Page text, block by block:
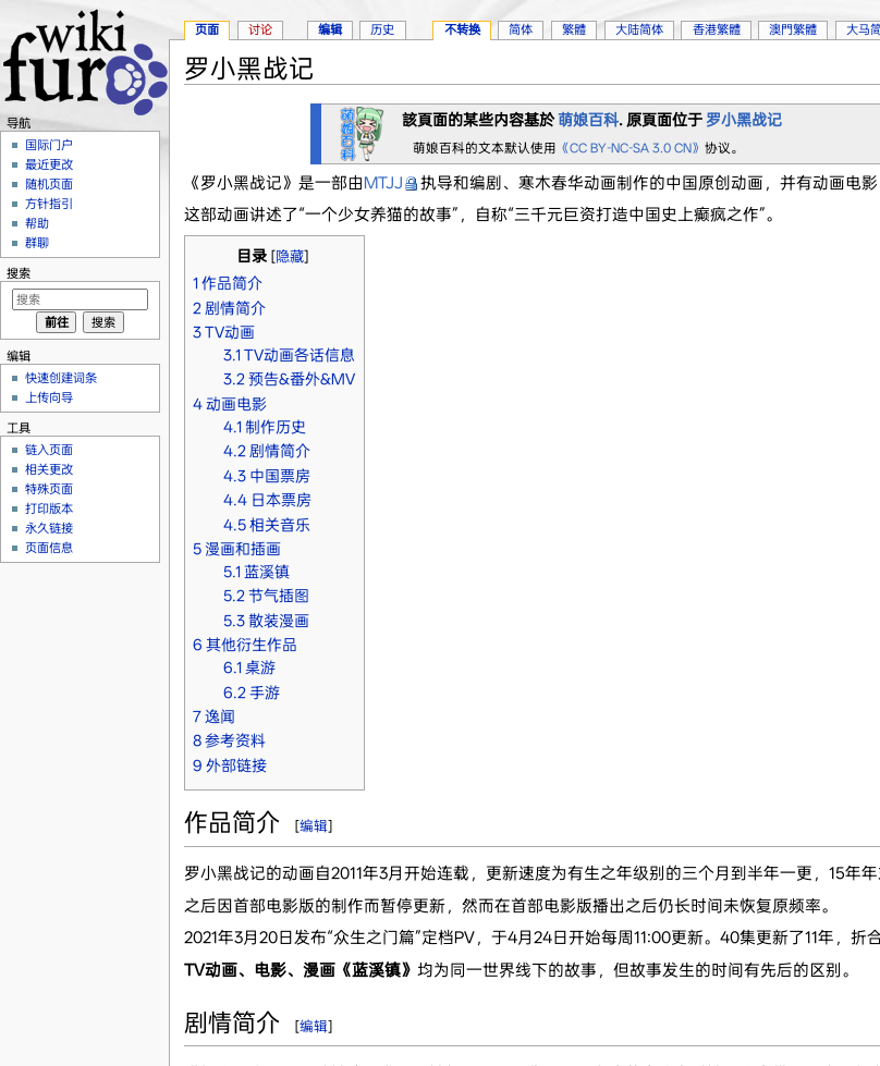
罗小黑战记
該頁面的某些内容基於萌娘百科. 原頁面位于罗小黑战记
萌娘百科的文本默认使用 《CC BY-NC-SA 3.0 CN》 协议。
《罗小黑战记》是一部由MTJJ
执导和编剧、寒木春华动画制作的中国原创动画，并有动画电影
这部动画讲述了“一个少女养猫的故事”，自称“三千元巨资打造中国史上癫疯之作”。
目录[隐藏]
1 作品简介
2 剧情简介
3 TV动画
3.1 TV动画各话信息
3.2预告&番外&MV
4 动画电影
4.1 制作历史
4.2 剧情简介
4.3 中国票房
4.4 日本票房
4.5相关音乐
5 漫画和插画
5.1 蓝溪镇
5.2节气插图
5.3散装漫画
6 其他衍生作品
6.1 桌游
6.2手游
7 逸闻
8 参考资料
9 外部链接
作品简介 [编辑]
罗小黑战记的动画自2011年3月开始连载，更新速度为有生之年级别的三个月到半年一更，15年年
之后因首部电影版的制作而暂停更新，然而在首部电影版播出之后仍长时间未恢复原频率。
2021年3月20日发布“众生之门篇”定档PV，于4月24日开始每周11:00更新。40集更新了11年，折
TV动画、电影、漫画《蓝溪镇》 均为同一世界线下的故事，但故事发生的时间有先后的区别。
剧情简介 [编辑]
页面 讨论 编辑 历史 不转换 简体 繁體 大陆简体 香港繁體 澳門繁體 大马
导航
国际门户
最近更改
随机页面
方针指引
帮助
群聊
搜索
编辑
快速创建词条
上传向导
工具
链入页面
相关更改
特殊页面
打印版本
永久链接
页面信息